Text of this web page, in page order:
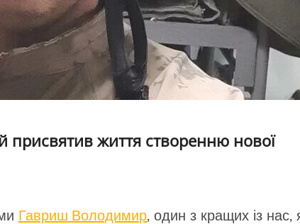
життя створенню нової
Гавриш Володимир , один з кращих із нас,